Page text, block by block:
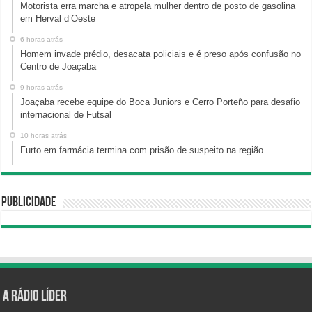
Motorista erra marcha e atropela mulher dentro de posto de gasolina
em Herval d’Oeste
6 horas atrás
Homem invade prédio, desacata policiais e é preso após confusão no
Centro de Joaçaba
9 horas atrás
Joaçaba recebe equipe do Boca Juniors e Cerro Porteño para desafio
internacional de Futsal
10 horas atrás
Furto em farmácia termina com prisão de suspeito na região
Publicidade
A Rádio Líder